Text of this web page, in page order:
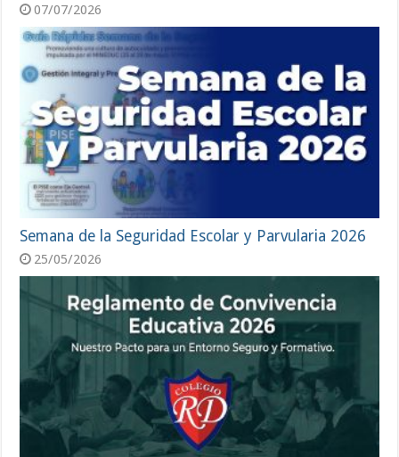
07/07/2026
Semana de la Seguridad Escolar y Parvularia 2026
25/05/2026